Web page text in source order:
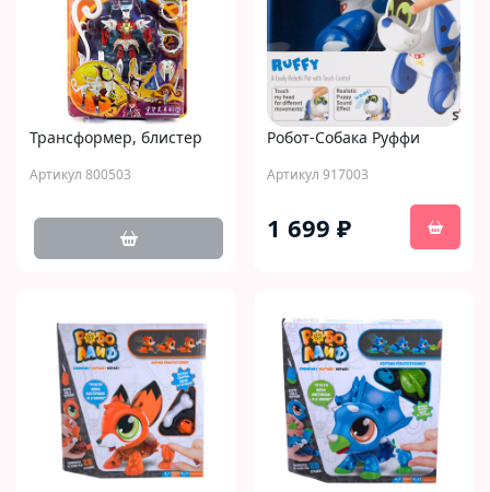
Трансформер, блистер
Артикул 800503
Робот-Собака Руффи
Артикул 917003
1 699 ₽